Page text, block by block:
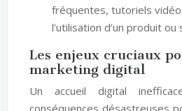
fréquentes, tutoriels
l’utilisation d’un produit ou
Les enjeux cruciaux
marketing digital
Un accueil digital
conséquences désastreuses